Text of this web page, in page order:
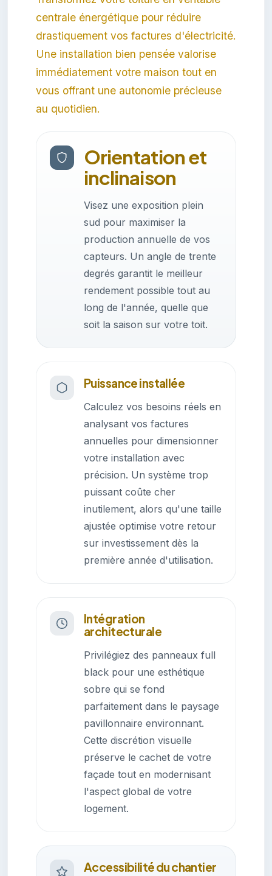
centrale énergétique pour réduire
drastiquement vos factures d'électricité.
Une installation bien pensée valorise
immédiatement votre maison tout en
vous offrant une autonomie précieuse
au quotidien.
Orientation et
inclinaison
Visez une exposition plein
sud pour maximiser la
production annuelle de vos
capteurs. Un angle de trente
degrés garantit le meilleur
rendement possible tout au
long de l'année, quelle que
soit la saison sur votre toit.
Puissance installée
Calculez vos besoins réels en
analysant vos factures
annuelles pour dimensionner
votre installation avec
précision. Un système trop
puissant coûte cher
inutilement, alors qu'une taille
ajustée optimise votre retour
sur investissement dès la
première année d'utilisation.
Intégration
architecturale
Privilégiez des panneaux full
black pour une esthétique
sobre qui se fond
parfaitement dans le paysage
pavillonnaire environnant.
Cette discrétion visuelle
préserve le cachet de votre
façade tout en modernisant
l'aspect global de votre
logement.
Accessibilité du chantier